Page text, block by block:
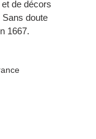
de décors
doute
1667.